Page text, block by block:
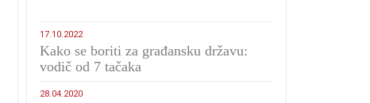
17.10.2022
Kako se boriti za građansku državu:
vodič od 7 tačaka
28.04.2020